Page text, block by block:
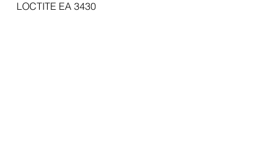
LOCTITE EA 3430